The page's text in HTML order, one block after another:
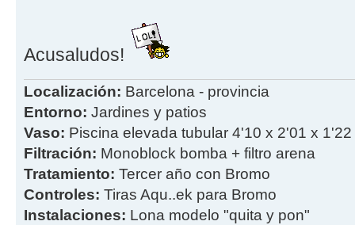
Acusaludos!
Localización: Barcelona - provincia
Entorno: Jardines y patios
Vaso: Piscina elevada tubular 4'10 x 2'01 x
Filtración: Monoblock bomba + filtro arena
Tratamiento: Tercer año con Bromo
Controles: Tiras Aqu..ek para Bromo
Instalaciones: Lona modelo "quita y pon"